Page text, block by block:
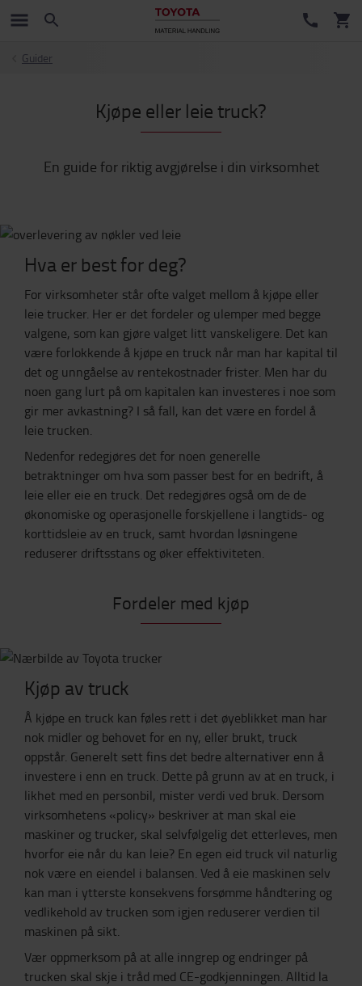
Guider
Kjøpe eller leie truck?
En guide for riktig avgjørelse i din virksomhet
Hva er best for deg?
For virksomheter står ofte valget mellom å kjøpe eller
leie trucker. Her er det fordeler og ulemper med begge
valgene, som kan gjøre valget litt vanskeligere. Det kan
være forlokkende å kjøpe en truck når man har kapital til
det og unngåelse av rentekostnader frister. Men har du
noen gang lurt på om kapitalen kan investeres i noe som
gir mer avkastning? I så fall, kan det være en fordel å
leie trucken.
Nedenfor redegjøres det for noen generelle
betraktninger om hva som passer best for en bedrift, å
leie eller eie en truck. Det redegjøres også om de de
økonomiske og operasjonelle forskjellene i langtids- og
korttidsleie av en truck, samt hvordan løsningene
reduserer driftsstans og øker effektiviteten.
Fordeler med kjøp
Kjøp av truck
Å kjøpe en truck kan føles rett i det øyeblikket man har
nok midler og behovet for en ny, eller brukt, truck
oppstår. Generelt sett fins det bedre alternativer enn å
investere i enn en truck. Dette på grunn av at en truck, i
likhet med en personbil, mister verdi ved bruk. Dersom
virksomhetens «policy» beskriver at man skal eie
maskiner og trucker, skal selvfølgelig det etterleves, men
hvorfor eie når du kan leie? En egen eid truck vil naturlig
nok være en eiendel i balansen. Ved å eie maskinen selv
kan man i ytterste konsekvens forsømme håndtering og
vedlikehold av trucken som igjen reduserer verdien til
maskinen på sikt.
Vær oppmerksom på at alle inngrep og endringer på
trucken skal skje i tråd med CE-godkjenningen. Alltid la